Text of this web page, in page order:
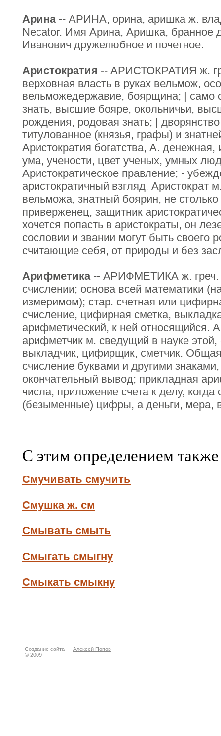
Арина-- АРИНА, орина, аришка ж.
Necator. Имя Арина, Аришка, бранное
Иванович дружелюбное и почетное.
Аристократия -- АРИСТОКРАТИЯ ж.
верховная власть в руках вельмож,
вельможедержавие, боярщина; | само
знать, высшие бояре, окольничьи,
рождения, родовая знать; |
титулованное (князья, графы) и
Аристократия богатства, А. денежная,
ума, учености, цвет ученых, умных
Аристократическое правление; -
аристократичный взгляд. Аристократ
вельможа, знатный боярин, не столько
приверженец, защитник
хочется попасть в аристократы, он
сословии и звании могут быть своего
считающие себя, от природы и без
Арифметика-- АРИФМЕТИКА ж. греч.
счислении; основа всей математики
измеримом); стар. счетная или
счисление, цифирная сметка,
арифметический, к ней относящийся.
арифметчик м. сведущий в науке этой,
выкладчик, цифирщик, сметчик.
счисление буквами и другими
окончательный вывод; прикладная
числа, приложение счета к делу,
(безыменные) цифры, а деньги, мера,
С этим определением
Смучивать смучить
Смушка ж. см
Смывать смыть
Смыгать смыгну
Смыкать смыкну
Создание сайта — Алексей Попов
© 2009